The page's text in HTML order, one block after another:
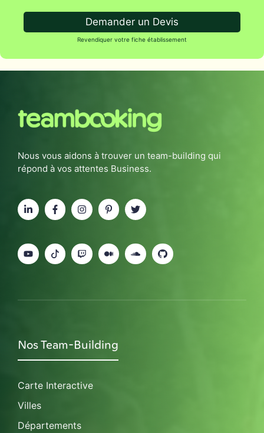
Demander un Devis
Revendiquer votre fiche établissement
Nous vous aidons à trouver un team-building qui
répond à vos attentes Business.
Nos Team-Building
Carte Interactive
Villes
Départements